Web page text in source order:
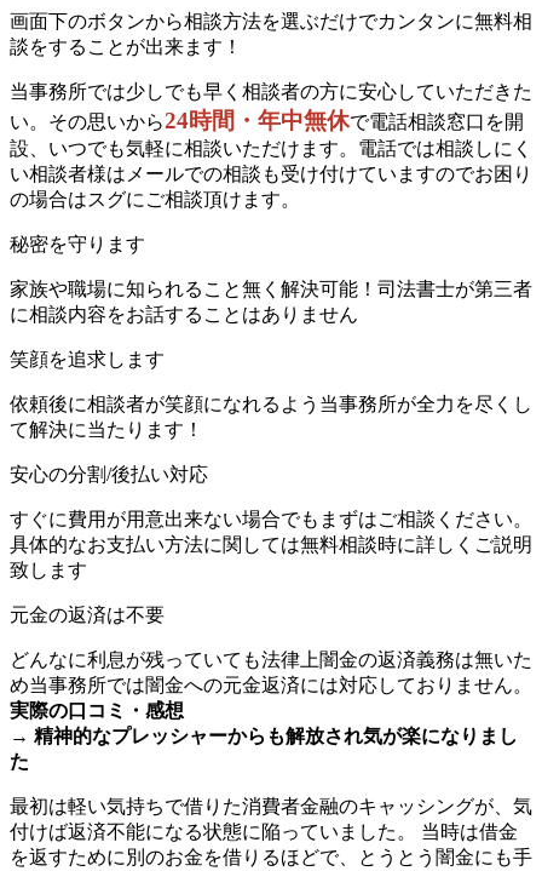
画面下のボタンから相談方法を選ぶだけでカンタンに無料相
談をすることが出来ます！
当事務所では少しでも早く相談者の方に安心していただきた
い。その思いから24時間・年中無休で電話相談窓口を開
設、いつでも気軽に相談いただけます。電話では相談しにく
い相談者様はメールでの相談も受け付けていますのでお困り
の場合はスグにご相談頂けます。
秘密を守ります
家族や職場に知られること無く解決可能！司法書士が第三者
に相談内容をお話することはありません
笑顔を追求します
依頼後に相談者が笑顔になれるよう当事務所が全力を尽くし
て解決に当たります！
安心の分割/後払い対応
すぐに費用が用意出来ない場合でもまずはご相談ください。
具体的なお支払い方法に関しては無料相談時に詳しくご説明
致します
元金の返済は不要
どんなに利息が残っていても法律上闇金の返済義務は無いた
め当事務所では闇金への元金返済には対応しておりません。
実際の口コミ・感想
→ 精神的なプレッシャーからも解放され気が楽になりまし
た
最初は軽い気持ちで借りた消費者金融のキャッシングが、気
付けば返済不能になる状態に陥っていました。 当時は借金
を返すために別のお金を借りるほどで、とうとう闇金にも手